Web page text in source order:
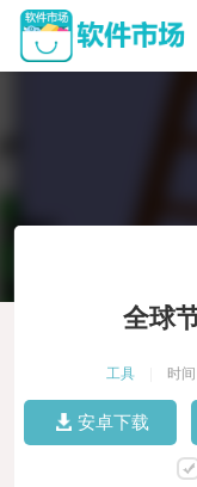
全球
工具 时
安卓下载